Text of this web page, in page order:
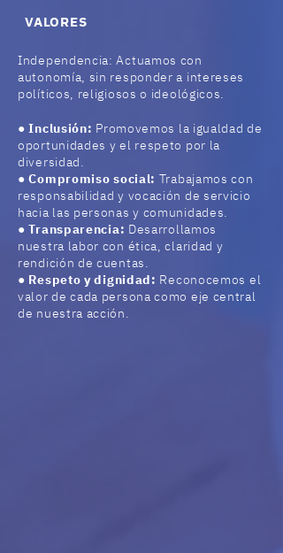
VALORES
Independencia: Actuamos con
autonomía, sin responder a intereses
políticos, religiosos o ideológicos.
●Inclusión: Promovemos la igualdad de
oportunidades y el respeto por la
diversidad.
●Compromiso social: Trabajamos con
responsabilidad y vocación de servicio
hacia las personas y comunidades.
●Transparencia: Desarrollamos
nuestra labor con ética, claridad y
rendición de cuentas.
● Respeto y dignidad: Reconocemos el
valor de cada persona como eje central
de nuestra acción.